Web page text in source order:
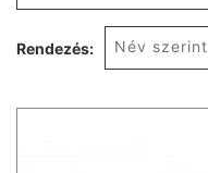
Rendezés: Név szerint